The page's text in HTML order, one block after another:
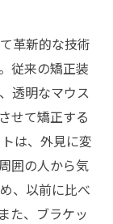
革新的な技術
従来の矯正装
透明なマウス
せて矯正する
は、外見に変
囲の人から気
、以前に比べ
た、ブラケッ